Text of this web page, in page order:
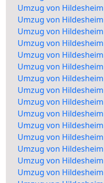
Umzug von
Umzug von
Umzug von
Umzug von
Umzug von
Umzug von
Umzug von
Umzug von
Umzug von
Umzug von
Umzug von
Umzug von
Umzug von
Umzug von
Umzug von